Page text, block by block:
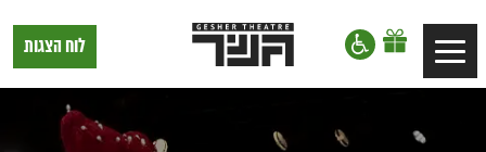
דלג לסרגל הניווט
דלג לתוכן
Toggle
navigation
תיאטרון
גשר,
לוח הצגות